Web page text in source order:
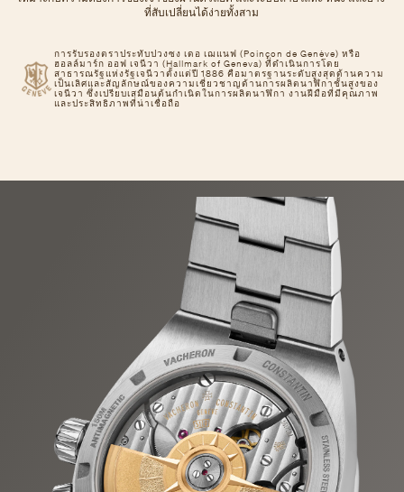
การรับรองตราประทับปวงซง เดอ เฌแนฟ (Poinçon de Genève) หรือ
ฮอลล์มาร์ก ออฟ เจนีวา (Hallmark of Geneva) ที่ดำเนินการโดย
สาธารณรัฐแห่งรัฐเจนีวาตั้งแต่ปี 1886 คือมาตรฐานระดับสูงสุดด้านความ
เป็นเลิศและสัญลักษณ์ของความเชี่ยวชาญด้านการผลิตนาฬิกาชั้นสูงของ
เจนีวา ซึ่งเปรียบเสมือนต้นกำเนิดในการผลิตนาฬิกา งานฝีมือที่มีคุณภาพ
และประสิทธิภาพที่น่าเชื่อถือ
ที่สับเปลี่ยนได้ง่ายทั้งสาม